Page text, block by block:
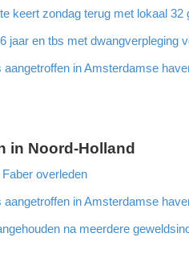
keert zondag terug met lokaal 32
jaar en tbs met dwangverpleging
aangetroffen in Amsterdamse
in Noord-Holland
overleden
aangetroffen in Amsterdamse
na meerdere